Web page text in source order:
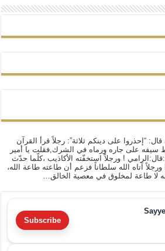
“إحذروا على دينكم ثلاثة”: رجلاً قرأ القرآن
سيفه على جاره ورماه في الشرك,فقلت يا أمير
! ورجلاً استخفّته الأكاذيب ،كلّما حدّث
آتاه الله سلطاناً فزعم أن طاعته طاعة الله،
لا طاعة لمخلوق في معصية الخالق…
Subscribe